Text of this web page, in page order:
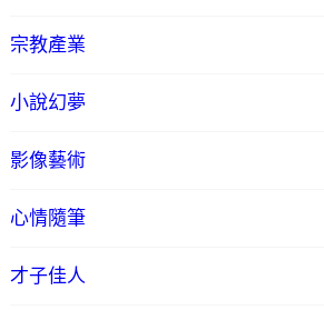
宗教產業
小說幻夢
影像藝術
心情隨筆
才子佳人